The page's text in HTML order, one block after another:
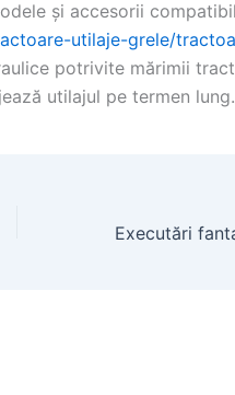
și accesorii
utilaje-grele/
potrivite mărimii
utilajul pe termen lung.